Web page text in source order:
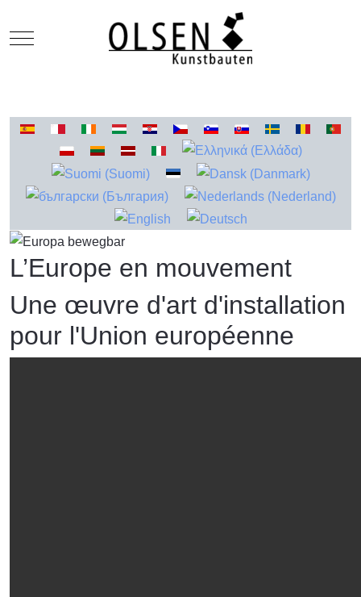
Mobile Menu Toggle
Sélectionnez votre langue
L’Europe en mouvement
Une œuvre d'art d'installation
pour l'Union européenne